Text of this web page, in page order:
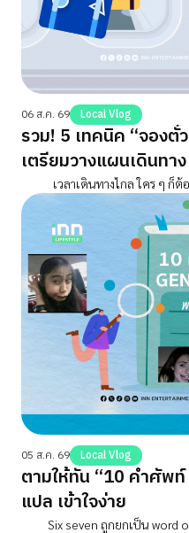
06 ส.ค. 69 Local Vlog
รวม! 5 เทคนิค “จองตั๋
เตรียมวางแผนเดินทาง
05 ส.ค. 69 Local Vlog
ตามให้ทัน “10 คำศัพ
แปล เข้าใจง่าย
Six seven ถูกยกเป็น word